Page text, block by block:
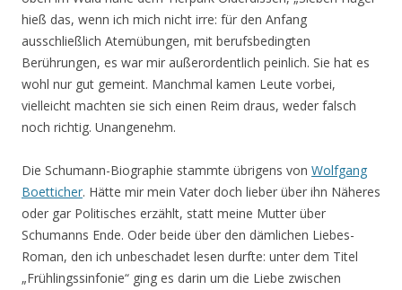
hieß das, wenn ich mich nicht irre: für den Anfang
ausschließlich Atemübungen, mit berufsbedingten
Berührungen, es war mir außerordentlich peinlich. Sie hat es
wohl nur gut gemeint. Manchmal kamen Leute vorbei,
vielleicht machten sie sich einen Reim draus, weder falsch
noch richtig. Unangenehm.
Die Schumann-Biographie stammte übrigens von Wolfgang
Boetticher. Hätte mir mein Vater doch lieber über ihn Näheres
oder gar Politisches erzählt, statt meine Mutter über
Schumanns Ende. Oder beide über den dämlichen Liebes-
Roman, den ich unbeschadet lesen durfte: unter dem Titel
„Frühlingssinfonie“ ging es darin um die Liebe zwischen